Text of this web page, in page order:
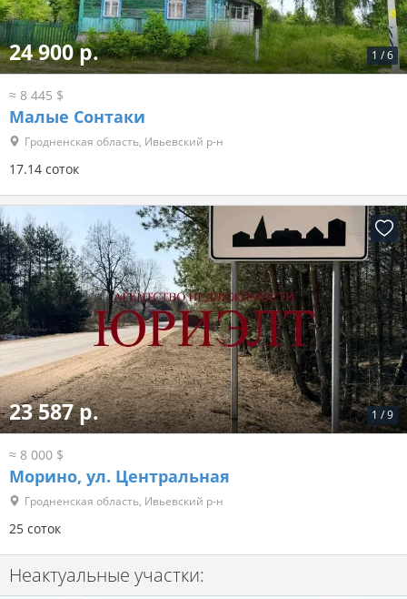
1 /6
24 900 р.
≈ 8 445 $
Малые Сонтаки
Гродненская область, Ивьевский р-н
17.14 соток
1 /9
23 587 р.
≈ 8 000 $
Морино, ул. Центральная
Гродненская область, Ивьевский р-н
25 соток
Неактуальные участки: